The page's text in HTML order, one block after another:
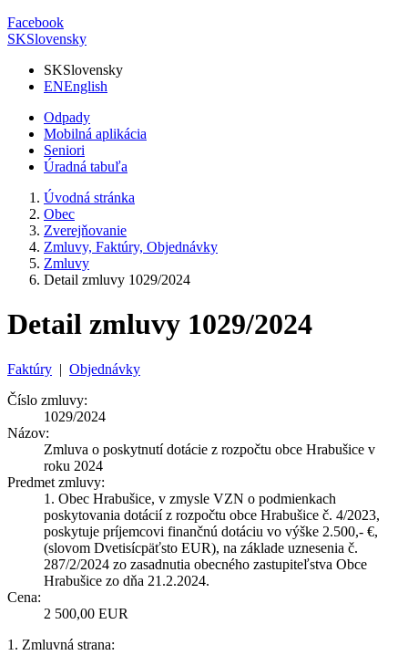
Facebook
SKSlovensky
SKSlovensky
ENEnglish
Odpady
Mobilná aplikácia
Seniori
Úradná tabuľa
Úvodná stránka
Obec
Zverejňovanie
Zmluvy, Faktúry, Objednávky
Zmluvy
Detail zmluvy 1029/2024
Detail zmluvy 1029/2024
Faktúry | Objednávky
Číslo zmluvy:
1029/2024
Názov:
Zmluva o poskytnutí dotácie z rozpočtu obce Hrabušice v
roku 2024
Predmet zmluvy:
1. Obec Hrabušice, v zmysle VZN o podmienkach
poskytovania dotácií z rozpočtu obce Hrabušice č. 4/2023,
poskytuje príjemcovi finančnú dotáciu vo výške 2.500,- €,
(slovom Dvetisícpäťsto EUR), na základe uznesenia č.
287/2/2024 zo zasadnutia obecného zastupiteľstva Obce
Hrabušice zo dňa 21.2.2024.
Cena:
2 500,00 EUR
1. Zmluvná strana: